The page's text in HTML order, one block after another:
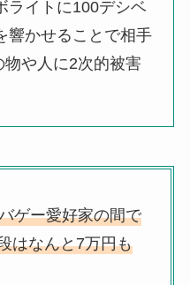
ライトに100デシベ
響かせることで相手
や人に2次的被害
ゲー愛好家の間で
はなんと7万円も